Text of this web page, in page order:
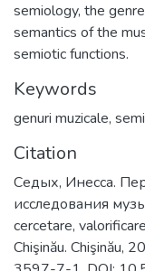
semiology, the
semantics of the
semiotic functions.
Keywords
genuri muzicale,
Citation
Седых, Инесса.
исследования
cercetare,
Chişinău. Chişinău,